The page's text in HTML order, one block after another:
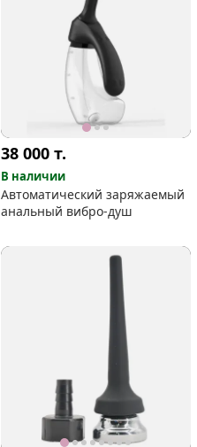
38 000т.
В наличии
Автоматический заряжаемый
анальный вибро-душ